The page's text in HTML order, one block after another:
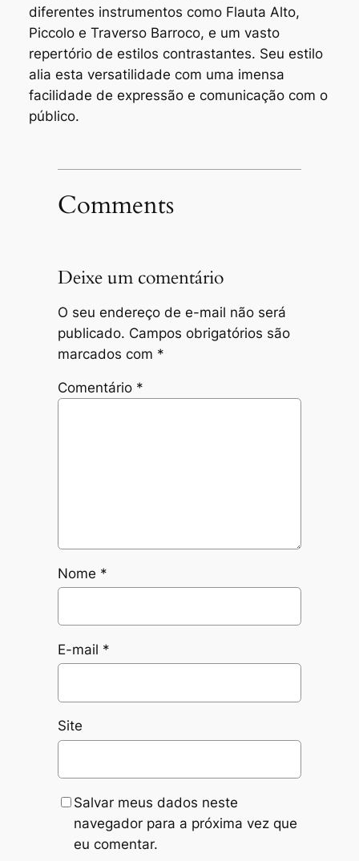
diferentes instrumentos como Flauta Alto,
Piccolo e Traverso Barroco, e um vasto
repertório de estilos contrastantes. Seu estilo
alia esta versatilidade com uma imensa
facilidade de expressão e comunicação com o
público.
Comments
Deixe um comentário
O seu endereço de e-mail não será
publicado. Campos obrigatórios são
marcados com *
Comentário *
Nome *
E-mail *
Site
Salvar meus dados neste
navegador para a próxima vez que
eu comentar.